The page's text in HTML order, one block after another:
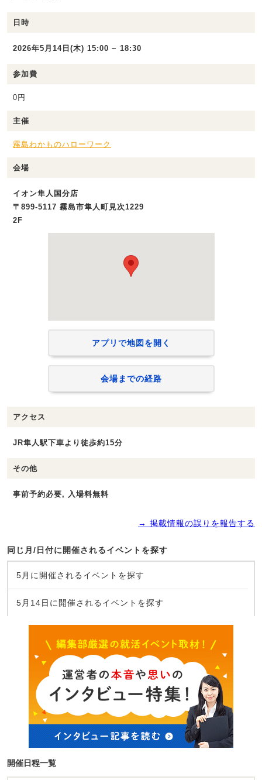
日時
2026年5月14日(木) 15:00 ~ 18:30
参加費
0円
主催
霧島わかものハローワーク
会場
イオン隼人国分店
〒899-5117 霧島市隼人町見次1229
2F
アプリで地図を開く
会場までの経路
アクセス
JR隼人駅下車より徒歩約15分
その他
事前予約必要, 入場料無料
→ 掲載情報の誤りを報告する
同じ月/日付に開催されるイベントを探す
5月に開催されるイベントを探す
5月14日に開催されるイベントを探す
開催日程一覧